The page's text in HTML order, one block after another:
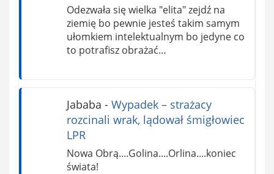
Odezwała się wielka "elita" zejdź na
ziemię bo pewnie jesteś takim samym
ułomkiem intelektualnym bo jedyne co
to potrafisz obrażać…
Jababa - Wypadek – strażacy
rozcinali wrak, lądował śmigłowiec
LPR
Nowa Obrą....Golina....Orlina....koniec
świata!